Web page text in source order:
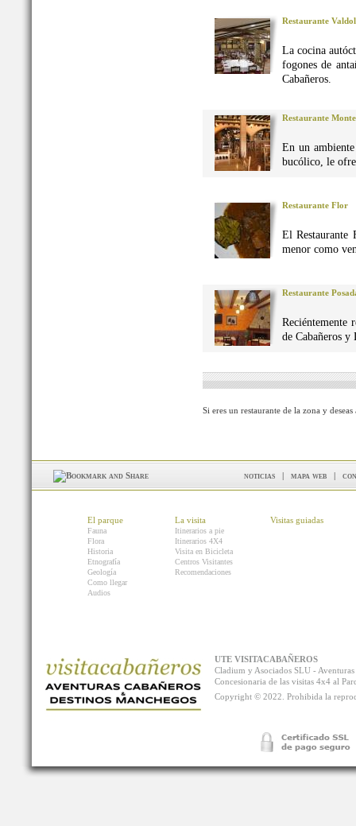
Restaurante
La cocina
fogones de
Cabañeros.
Restaurante
En un
bucólico, le
Restaurante Flor
El Restaurante
menor como
Restaurante
Reciéntemente
de Cabañeros y
Si eres un restaurante de la zona y
noticias | mapa web |
El parque
Fauna
Flora
Historia
Etnografía
Geología
Como llegar
Audios
La visita
Itinerarios a pie
Itinerarios 4X4
Visita en Bicicleta
Centros Visitantes
Recomendaciones
Visitas guiadas
UTE VISITACABAÑEROS
Cladium y Asociados SLU -
Concesionaria de las visitas 4x4 al
Copyright © 2022. Prohibida la